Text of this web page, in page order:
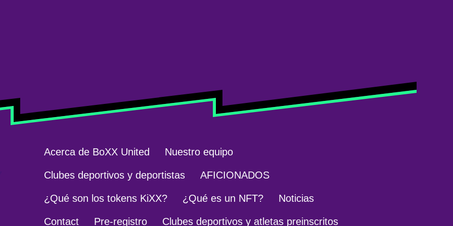
Acerca de BoXX United Nuestro equipo
Clubes deportivos y deportistas AFICIONADOS
¿Qué son los tokens KiXX? ¿Qué es un NFT? Noticias
Contact Pre-registro Clubes deportivos y atletas preinscritos